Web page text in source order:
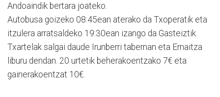
Andoaindik bertara joateko.
Autobusa goizeko 08:45ean aterako da Txoperatik eta
itzulera arratsaldeko 19:30ean izango da Gasteiztik.
Txartelak salgai daude Irunberri tabernan eta Ernaitza
liburu dendan. 20 urtetik beherakoentzako 7€ eta
gainerakoentzat 10€.